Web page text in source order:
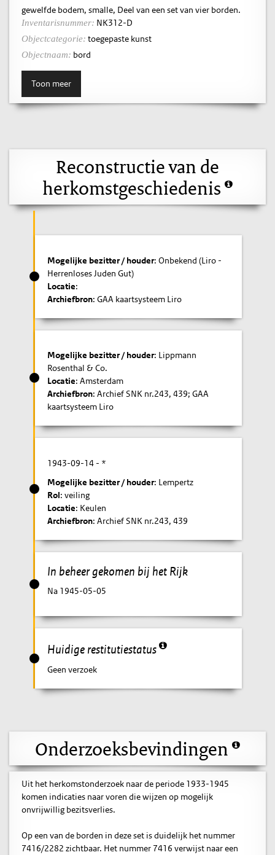
gewelfde bodem, smalle, Deel van een set van vier borden.
Inventarisnummer: NK312-D
Objectcategorie: toegepaste kunst
Objectnaam: bord
Toon meer
Reconstructie van de
herkomstgeschiedenis
Mogelijke bezitter / houder: Onbekend (Liro -
Herrenloses Juden Gut)
Locatie:
Archiefbron: GAA kaartsysteem Liro
Mogelijke bezitter / houder: Lippmann
Rosenthal & Co.
Locatie: Amsterdam
Archiefbron: Archief SNK nr.243, 439; GAA
kaartsysteem Liro
1943-09-14 - *
Mogelijke bezitter / houder: Lempertz
Rol: veiling
Locatie: Keulen
Archiefbron: Archief SNK nr.243, 439
In beheer gekomen bij het Rijk
Na 1945-05-05
Huidige restitutiestatus
Geen verzoek
Onderzoeksbevindingen
Uit het herkomstonderzoek naar de periode 1933-1945
komen indicaties naar voren die wijzen op mogelijk
onvrijwillig bezitsverlies.
Op een van de borden in deze set is duidelijk het nummer
7416/2282 zichtbaar. Het nummer 7416 verwijst naar een